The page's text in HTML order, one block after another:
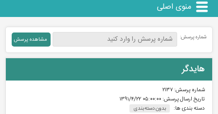
منوی اصلی
شماره پرسش:
هایدگر
شماره پرسش:۲۱۳۷
تاریخ ارسال پرسش:۰۵:۰۰:۰۰ ۱۳۹۱/۴/۲۲
دسته بندی ها:
بدون دسته بندی